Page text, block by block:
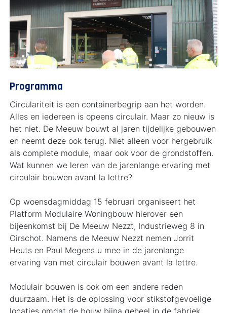
Programma
Circulariteit is een containerbegrip aan het worden.
Alles en iedereen is opeens circulair. Maar zo nieuw is
het niet. De Meeuw bouwt al jaren tijdelijke gebouwen
en neemt deze ook terug. Niet alleen voor hergebruik
als complete module, maar ook voor de grondstoffen.
Wat kunnen we leren van de jarenlange ervaring met
circulair bouwen avant la lettre?
Op woensdagmiddag 15 februari organiseert het
Platform Modulaire Woningbouw hierover een
bijeenkomst bij De Meeuw Nezzt, Industrieweg 8 in
Oirschot. Namens de Meeuw Nezzt nemen Jorrit
Heuts en Paul Megens u mee in de jarenlange
ervaring van met circulair bouwen avant la lettre.
Modulair bouwen is ook om een andere reden
duurzaam. Het is de oplossing voor stikstofgevoelige
locaties omdat de bouw bijna geheel in de fabriek